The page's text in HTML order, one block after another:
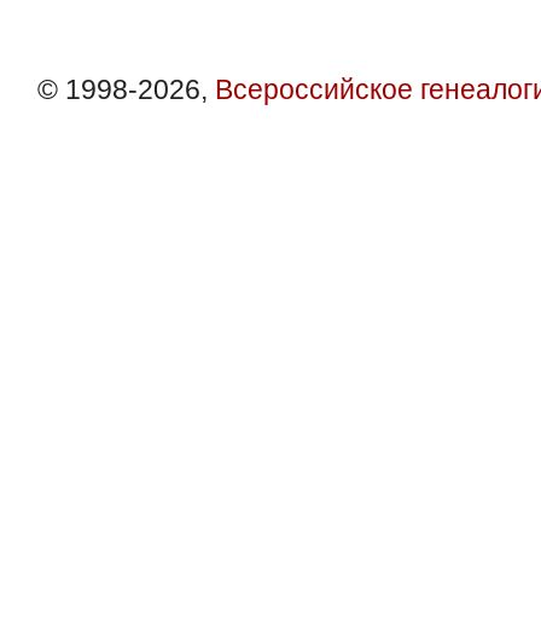
© 1998-2026, Всероссийское